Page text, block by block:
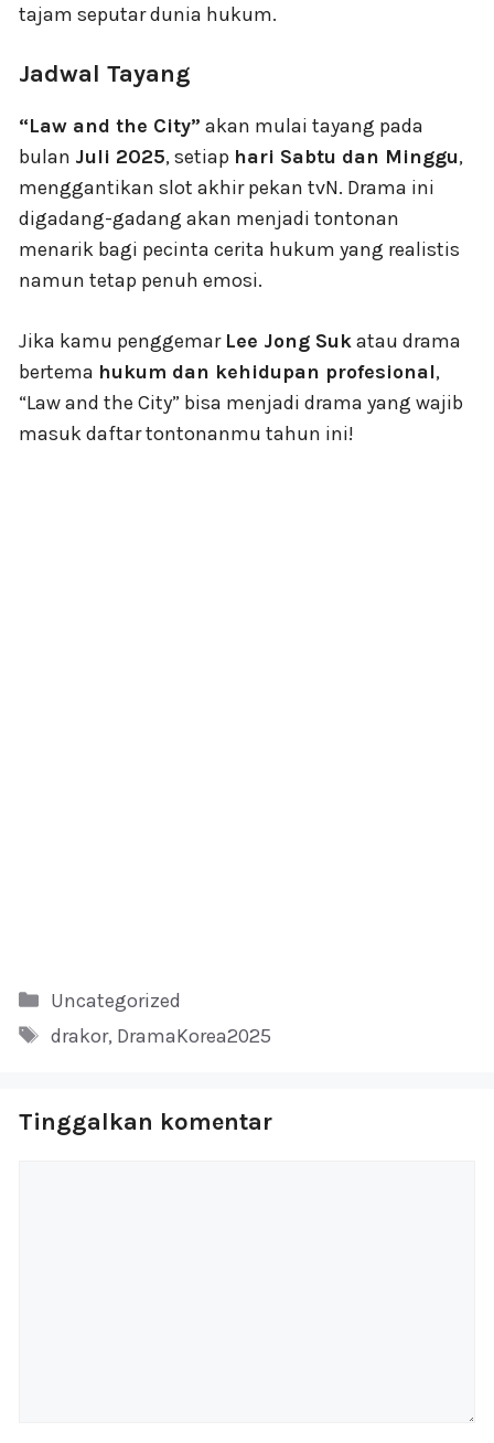
tajam seputar dunia hukum.
Jadwal Tayang
“Law and the City” akan mulai tayang pada
bulan Juli 2025, setiap hari Sabtu dan Minggu,
menggantikan slot akhir pekan tvN. Drama ini
digadang-gadang akan menjadi tontonan
menarik bagi pecinta cerita hukum yang realistis
namun tetap penuh emosi.
Jika kamu penggemar Lee Jong Sukatau drama
bertema hukum dan kehidupan profesional,
“Law and the City” bisa menjadi drama yang wajib
masuk daftar tontonanmu tahun ini!
Kategori
Uncategorized
Tag
drakor, DramaKorea2025
Tinggalkan komentar